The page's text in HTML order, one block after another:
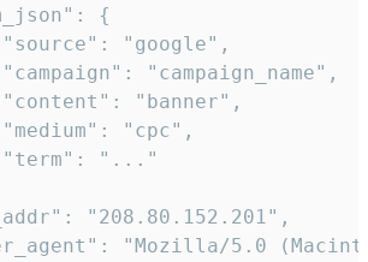
{
"google",
"campaign_name",
"banner",
"cpc",
"..."
"208.80.152.201",
"Mozilla/5.0